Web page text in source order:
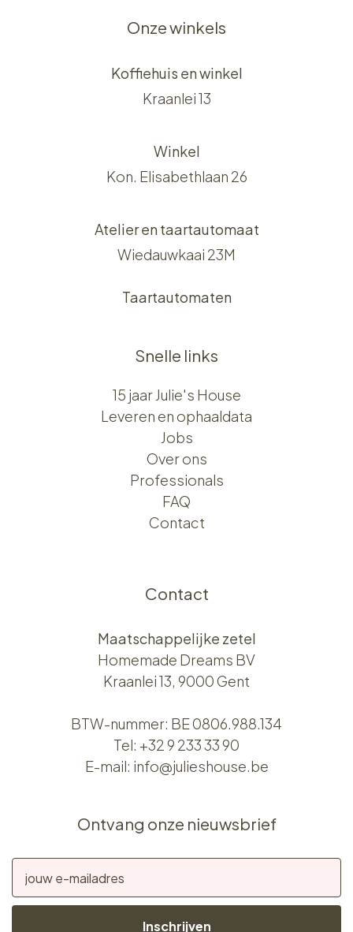
Onze winkels
Koffiehuis en winkel
Kraanlei 13
Winkel
Kon. Elisabethlaan 26
Atelier en taartautomaat
Wiedauwkaai 23M
Taartautomaten
Snelle links
15 jaar Julie's House
Leveren en ophaaldata
Jobs
Over ons​​
Professionals
FAQ
Contact
Contact
Maatschappelijke zetel
Homemade Dreams BV
Kraanlei 13, 9000 Gent
BTW-nummer: BE 0806.988.134
Tel: +32 9 233 33 90
E-mail: info@julieshouse.be
Ontvang onze nieuwsbrief
Inschrijven